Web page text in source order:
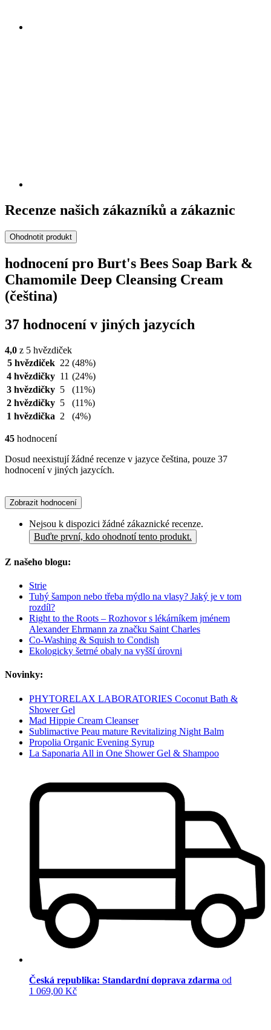
Recenze našich zákazníků a zákaznic
Ohodnotit produkt
hodnocení pro Burt's Bees Soap Bark &
Chamomile Deep Cleansing Cream
(čeština)
37 hodnocení v jiných jazycích
4,0 z 5 hvězdiček
5 hvězdiček 22 (48%)
4 hvězdičky 11 (24%)
3 hvězdičky 5
(11%)
2 hvězdičky 5
(11%)
1 hvězdička 2 (4%)
45 hodnocení
Dosud neexistují žádné recenze v jazyce čeština, pouze 37
hodnocení v jiných jazycích.
Zobrazit hodnocení
Nejsou k dispozici žádné zákaznické recenze.
Buďte první, kdo ohodnotí tento produkt.
Z našeho blogu:
Strie
Tuhý šampon nebo třeba mýdlo na vlasy? Jaký je v tom
rozdíl?
Right to the Roots – Rozhovor s lékárníkem jménem
Alexander Ehrmann za značku Saint Charles
Co-Washing & Squish to Condish
Ekologicky šetrné obaly na vyšší úrovni
Novinky:
PHYTORELAX LABORATORIES Coconut Bath &
Shower Gel
Mad Hippie Cream Cleanser
Sublimactive Peau mature Revitalizing Night Balm
Propolia Organic Evening Syrup
La Saponaria All in One Shower Gel & Shampoo
Česká republika: Standardní doprava zdarma od
1 069,00 Kč